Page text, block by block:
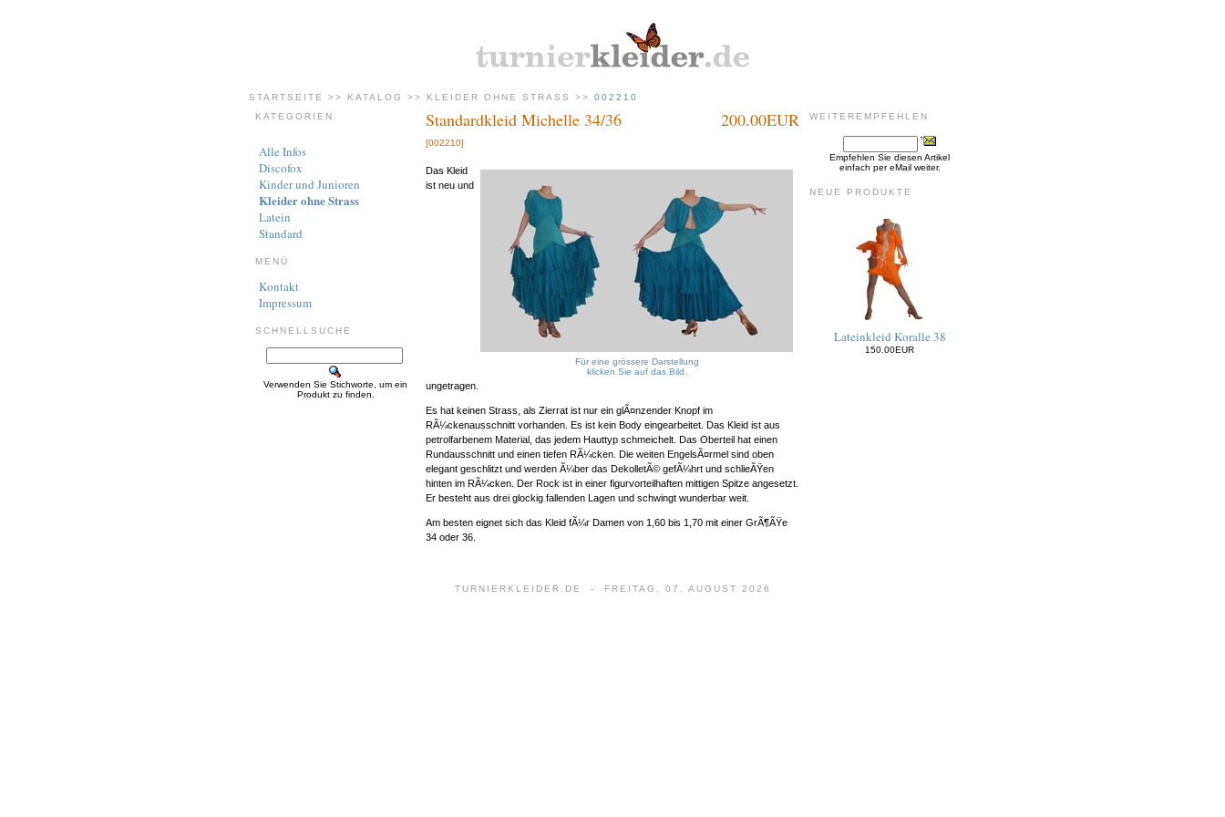
STARTSEITE >> KATALOG >> KLEIDER OHNE STRASS >> 002210
KATEGORIEN
Alle Infos
Discofox
Kinder und Junioren
Kleider ohne Strass
Latein
Standard
MENÜ
Kontakt
Impressum
SCHNELLSUCHE
Verwenden Sie Stichworte, um ein
Produkt zu finden.
Standardkleid Michelle 34/36
[002210]
200.00EUR
Für eine grössere Darstellung
klicken Sie auf das Bild.
Das Kleid
ist neu und
ungetragen.
Es hat keinen Strass, als Zierrat ist nur ein glÃ¤nzender Knopf im
RÃ¼ckenausschnitt vorhanden. Es ist kein Body eingearbeitet. Das Kleid ist aus
petrolfarbenem Material, das jedem Hauttyp schmeichelt. Das Oberteil hat einen
Rundausschnitt und einen tiefen RÃ¼cken. Die weiten EngelsÃ¤rmel sind oben
elegant geschlitzt und werden Ã¼ber das DekolletÃ© gefÃ¼hrt und schlieÃŸen
hinten im RÃ¼cken. Der Rock ist in einer figurvorteilhaften mittigen Spitze angesetzt.
Er besteht aus drei glockig fallenden Lagen und schwingt wunderbar weit.
Am besten eignet sich das Kleid fÃ¼r Damen von 1,60 bis 1,70 mit einer GrÃ¶ÃŸe
34 oder 36.
WEITEREMPFEHLEN
Empfehlen Sie diesen Artikel
einfach per eMail weiter.
NEUE PRODUKTE
Lateinkleid Koralle 38
150.00EUR
TURNIERKLEIDER.DE - FREITAG, 07. AUGUST 2026